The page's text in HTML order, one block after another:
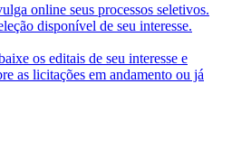
online seus processos seletivos.
disponível de seu interesse.
os editais de seu interesse e
as licitações em andamento ou já